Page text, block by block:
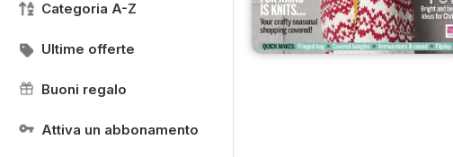
Categoria A-Z
Ultime offerte
Buoni regalo
Attiva un abbonamento